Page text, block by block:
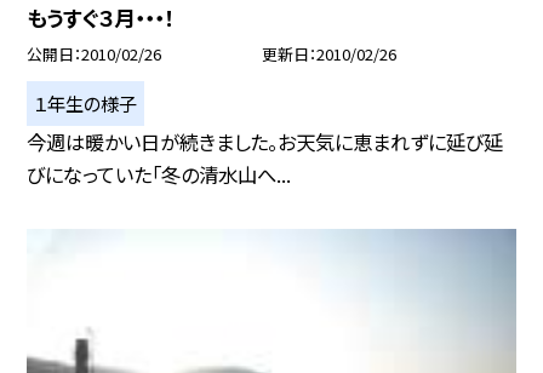
もうすぐ３月・・・！
公開日 2010/02/26 更新日 2010/02/26
１年生の様子
今週は暖かい日が続きました。お天気に恵まれずに延び延
びになっていた「冬の清水山へ...